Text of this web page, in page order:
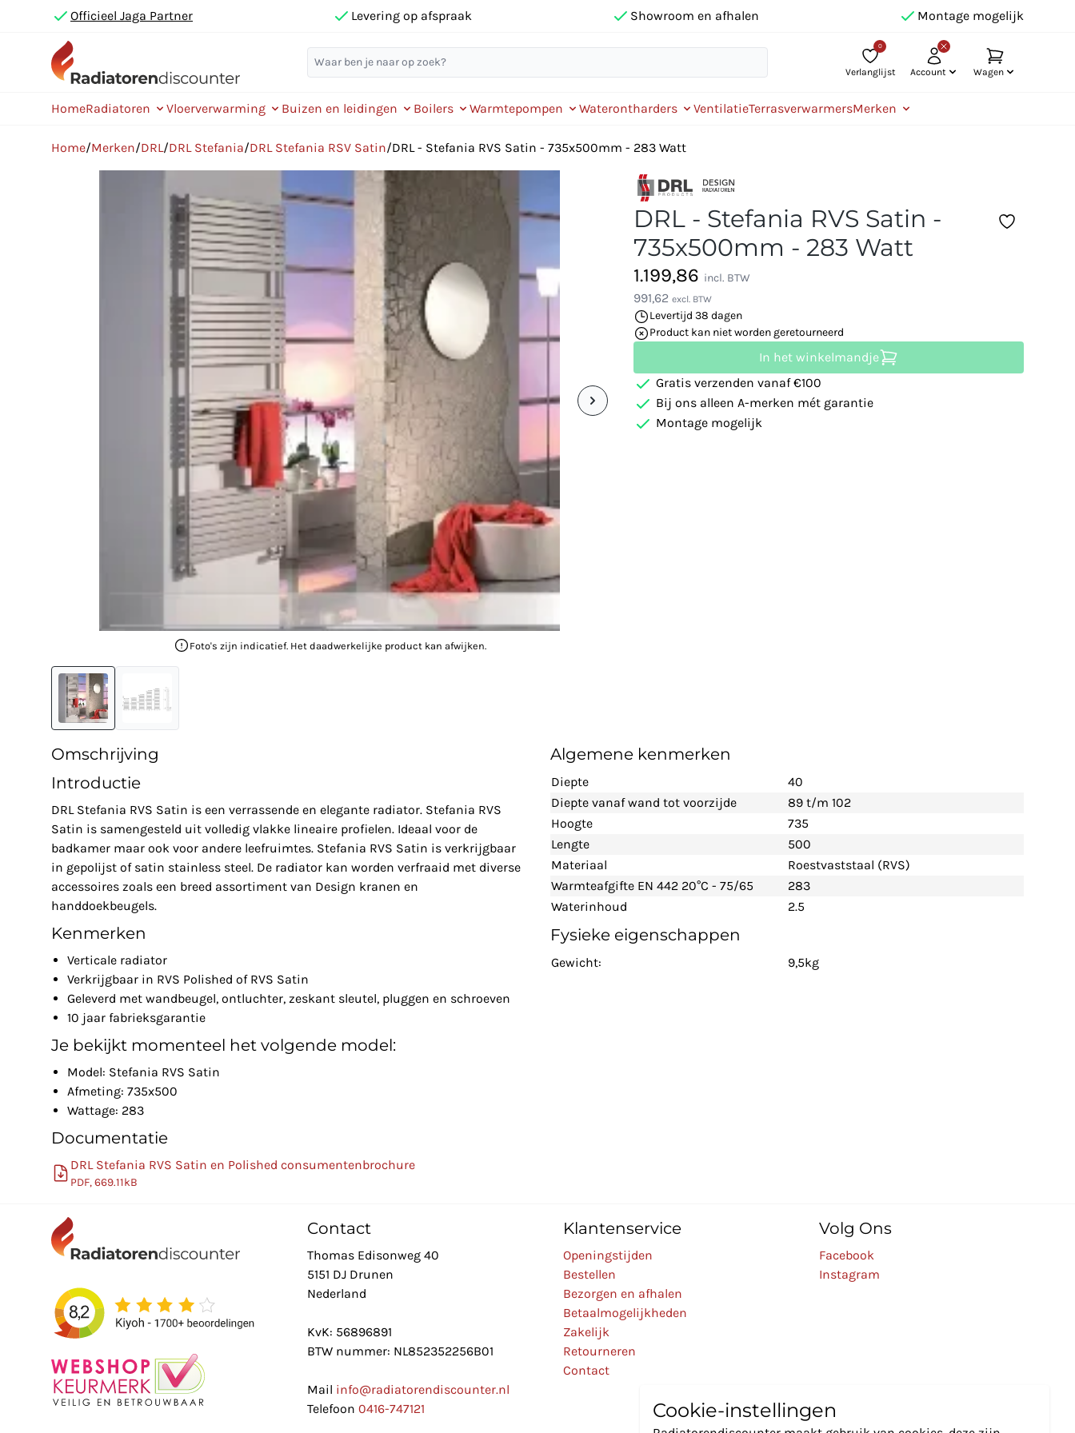
Officieel Jaga Partner Levering op afspraak Showroom en afhalen Montage mogelijk
0
Verlanglijst Account Wagen
HomeRadiatoren Vloerverwarming Buizen en leidingen Boilers Warmtepompen Waterontharders VentilatieTerrasverwarmersMerken
Home/Merken/DRL/DRL Stefania/DRL Stefania RSV Satin/DRL - Stefania RVS Satin - 735x500mm - 283 Watt
Foto's zijn indicatief. Het daadwerkelijke product kan afwijken.
DRL - Stefania RVS Satin -
735x500mm - 283 Watt
1.199,86 incl. BTW
991,62 excl. BTW
Levertijd 38 dagen
Product kan niet worden geretourneerd
In het winkelmandje
Gratis verzenden vanaf €100
Bij ons alleen A-merken mét garantie
Montage mogelijk
Omschrijving
Introductie
DRL Stefania RVS Satin is een verrassende en elegante radiator. Stefania RVS
Satin is samengesteld uit volledig vlakke lineaire profielen. Ideaal voor de
badkamer maar ook voor andere leefruimtes. Stefania RVS Satin is verkrijgbaar
in gepolijst of satin stainless steel. De radiator kan worden verfraaid met diverse
accessoires zoals een breed assortiment van Design kranen en
handdoekbeugels.
Kenmerken
Verticale radiator
Verkrijgbaar in RVS Polished of RVS Satin
Geleverd met wandbeugel, ontluchter, zeskant sleutel, pluggen en schroeven
10 jaar fabrieksgarantie
Je bekijkt momenteel het volgende model:
Model: Stefania RVS Satin
Afmeting: 735x500
Wattage: 283
Documentatie
DRL Stefania RVS Satin en Polished consumentenbrochure
PDF, 669.11kB
Algemene kenmerken
Diepte
40
Diepte vanaf wand tot voorzijde
89 t/m 102
Hoogte
735
Lengte
500
Materiaal
Roestvaststaal (RVS)
Warmteafgifte EN 442 20°C - 75/65
283
Waterinhoud
2.5
Fysieke eigenschappen
Gewicht: 9,5kg
Contact
Thomas Edisonweg 40
5151 DJ Drunen
Nederland
KvK: 56896891
BTW nummer: NL852352256B01
Mail info@radiatorendiscounter.nl
Telefoon 0416-747121
Klantenservice
Openingstijden
Bestellen
Bezorgen en afhalen
Betaalmogelijkheden
Zakelijk
Retourneren
Contact
Volg Ons
Facebook
Instagram
Cookie-instellingen